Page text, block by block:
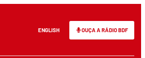
ENGLISH OUÇA A RÁDIO BDF